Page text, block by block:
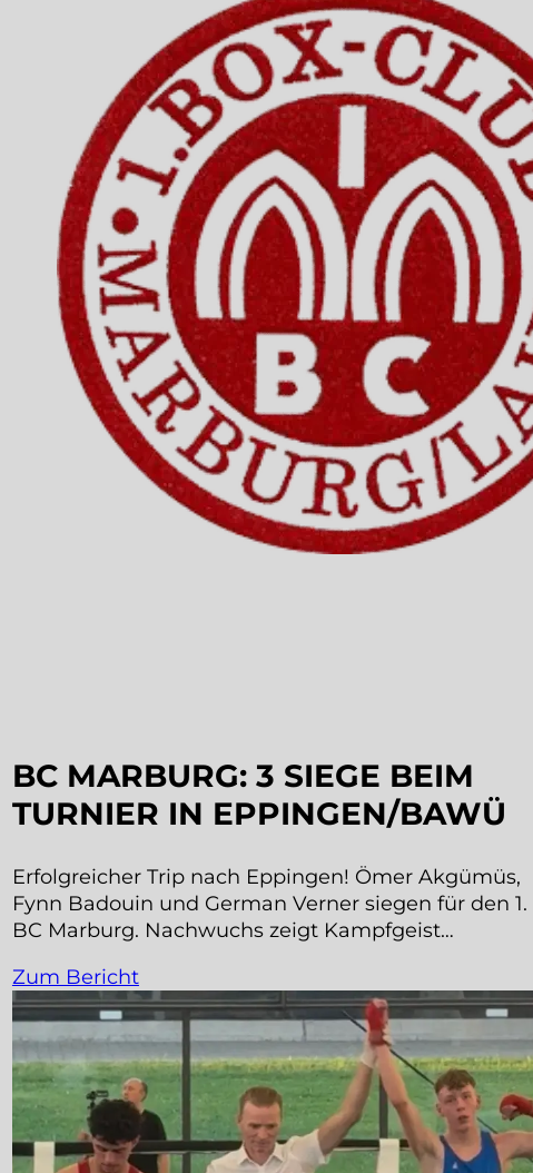
BC MARBURG: 3 SIEGE BEIM
TURNIER IN EPPINGEN/BAWÜ
Erfolgreicher Trip nach Eppingen! Ömer Akgümüs,
Fynn Badouin und German Verner siegen für den 1.
BC Marburg. Nachwuchs zeigt Kampfgeist…
Zum Bericht